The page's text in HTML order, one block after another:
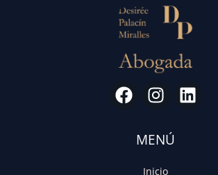
MENÚ
Inicio